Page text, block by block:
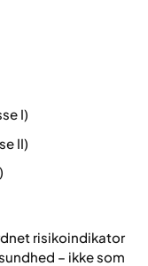
I)
II)
risikoindikator
– ikke som